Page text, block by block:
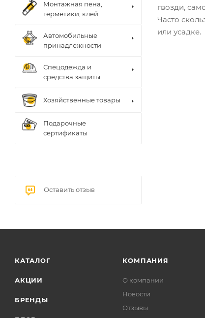
гвозди,
Часто
или усадке.
Монтажная пена,
герметики, клей
Автомобильные
принадлежности
Спецодежда и
средства защиты
Хозяйственные товары
Подарочные
сертификаты
Оставить отзыв
КАТАЛОГ
АКЦИИ
БРЕНДЫ
КОМПАНИЯ
О компании
Новости
Отзывы